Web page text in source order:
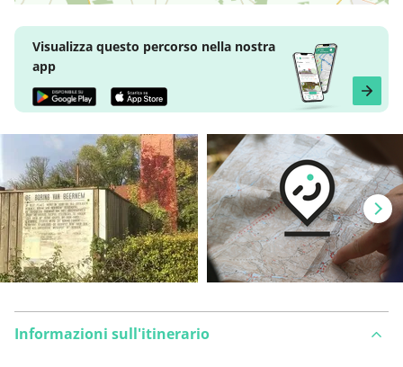
Visualizza questo percorso nella nostra
app
Informazioni sull'itinerario